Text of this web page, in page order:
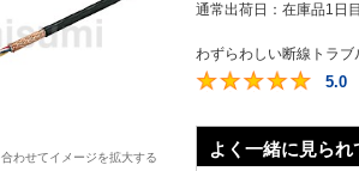
わせてイメージを拡大する
通常出荷日： 在庫品1日目
わずらわしい断線トラ
5.0
よく一緒に見られ